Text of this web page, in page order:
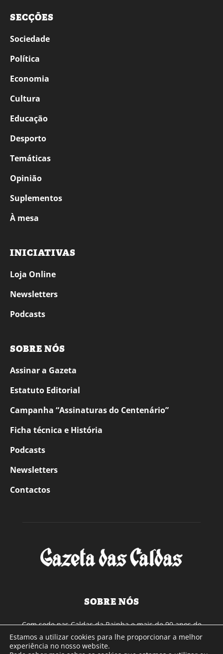
SECÇÕES
Sociedade
Política
Economia
Cultura
Educação
Desporto
Temáticas
Opinião
Suplementos
À mesa
INICIATIVAS
Loja Online
Newsletters
Podcasts
SOBRE NÓS
Assinar a Gazeta
Estatuto Editorial
Campanha “Assinaturas do Centenário”
Ficha técnica e História
Podcasts
Newsletters
Contactos
SOBRE NÓS
Com sede nas Caldas da Rainha e mais de 90 anos de
existência, é o jornal regional com maior número de leitores
a sul de distrito de Leiria, com mais de 40.000 leitores por
Estamos a utilizar cookies para lhe proporcionar a melhor
experiência no nosso website.